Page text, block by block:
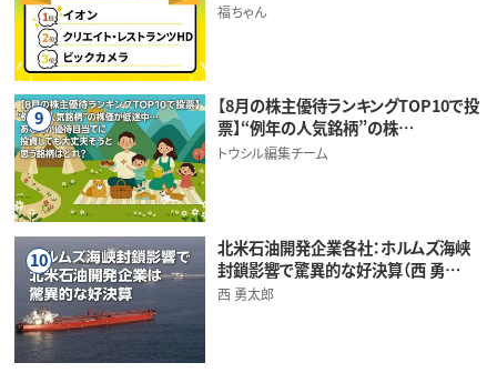
福ちゃん
9
【8月の株主優待ランキングTOP10で投
票】“例年の人気銘柄”の株…
トウシル編集チーム
10
北米石油開発企業各社：ホルムズ海峡
封鎖影響で驚異的な好決算（西 勇…
西 勇太郎